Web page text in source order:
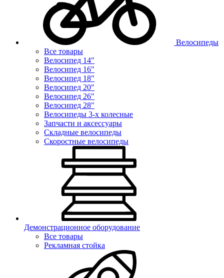
Велосипеды
Все товары
Велосипед 14"
Велосипед 16"
Велосипед 18"
Велосипед 20"
Велосипед 26"
Велосипед 28"
Велосипеды 3-х колесные
Запчасти и аксессуары
Складные велосипеды
Скоростные велосипеды
Демонстрационное оборудование
Все товары
Рекламная стойка